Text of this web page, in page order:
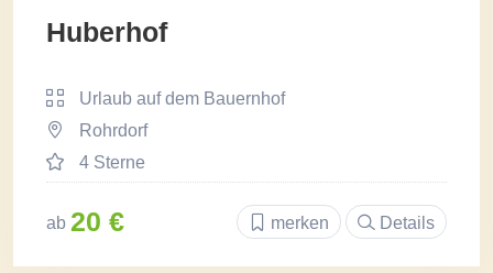
Huberhof
Urlaub auf dem Bauernhof
Rohrdorf
4 Sterne
ab 20 € merken Details